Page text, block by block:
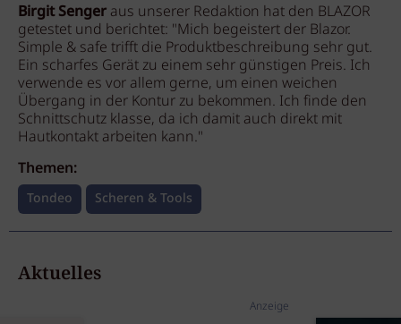
Birgit Senger aus unserer Redaktion hat den BLAZOR
getestet und berichtet: "Mich begeistert der Blazor.
Simple & safe trifft die Produktbeschreibung sehr gut.
Ein scharfes Gerät zu einem sehr günstigen Preis. Ich
verwende es vor allem gerne, um einen weichen
Übergang in der Kontur zu bekommen. Ich finde den
Schnittschutz klasse, da ich damit auch direkt mit
Hautkontakt arbeiten kann."
Themen:
Tondeo Scheren & Tools
Aktuelles
Anzeige